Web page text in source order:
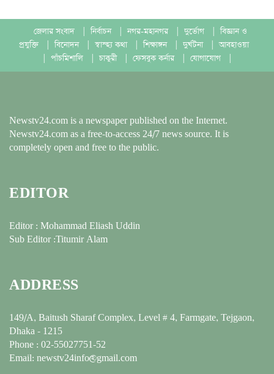
জেলার সংবাদ নির্বাচন নগর-মহানগর দুর্ভোগ
বিজ্ঞান ও
প্রযুক্তি
বিনোদন স্বাস্হ্য কথা শিক্ষাঙ্গন দুর্ঘটনা
আবহাওয়া
পাঁচমিশালি চাকুরী ফেসবুক কর্নার যোগাযোগ
Newstv24.com is a newspaper published on the Internet.
Newstv24.com as a free-to-access 24/7 news source. It is
completely open and free to the public.
EDITOR
Editor : Mohammad Eliash Uddin
Sub Editor :Titumir Alam
ADDRESS
149/A, Baitush Sharaf Complex, Level # 4, Farmgate, Tejgaon,
Dhaka - 1215
Phone : 02-55027751-52
Email: newstv24info@gmail.com